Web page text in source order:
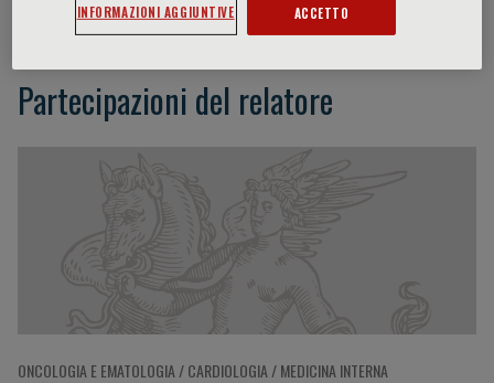
Partecipazioni del relatore
ONCOLOGIA E EMATOLOGIA / CARDIOLOGIA / MEDICINA INTERNA
INFORMAZIONI AGGIUNTIVE ACCETTO